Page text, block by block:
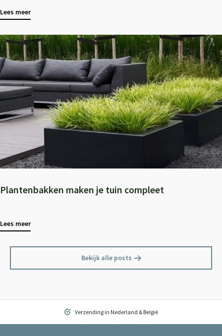
Lees meer
Plantenbakken maken je tuin compleet
Lees meer
Bekijk alle posts
Verzending in Nederland & België